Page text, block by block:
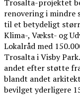
Trosalta-projektet
renovering i mindre
til et betydeligt
Klima-, Vækst- og
Lokalråd med
Trosalta i Visby
andet efter støtte
blandt andet
bevilget yderligere